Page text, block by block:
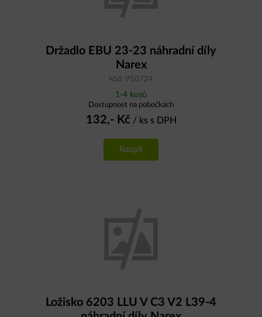
Držadlo EBU 23-23 náhradní díly
Narex
Kód: 950724
1-4 kusů
Dostupnost na pobočkách
132,-Kč / ks s DPH
Koupit
Ložisko 6203 LLU V C3 V2 L39-4